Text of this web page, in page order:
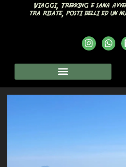
Viaggi, Trekking e sana
tra risate, posti belli ed un